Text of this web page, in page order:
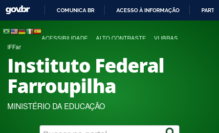
COMUNICA BR ACESSO À INFORMAÇÃO
ACESSIBILIDADE ALTO CONTRASTE VLIBRAS
IFFar
Instituto Federal
Farroupilha
MINISTÉRIO DA EDUCAÇÃO